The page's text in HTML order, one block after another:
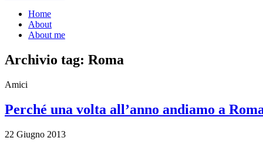
Home
About
About me
Archivio tag: Roma
Amici
Perché una volta all’anno andiamo a
22 Giugno 2013